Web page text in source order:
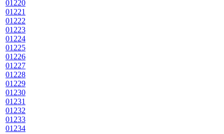
01220
01221
01222
01223
01224
01225
01226
01227
01228
01229
01230
01231
01232
01233
01234